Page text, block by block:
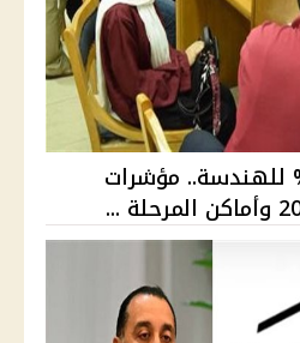
للطب و87.9% للهندسة.. مؤشرات